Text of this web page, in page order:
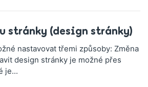
stránky (design stránky)
nastavovat třemi způsoby: Změna
design stránky je možné přes
je...